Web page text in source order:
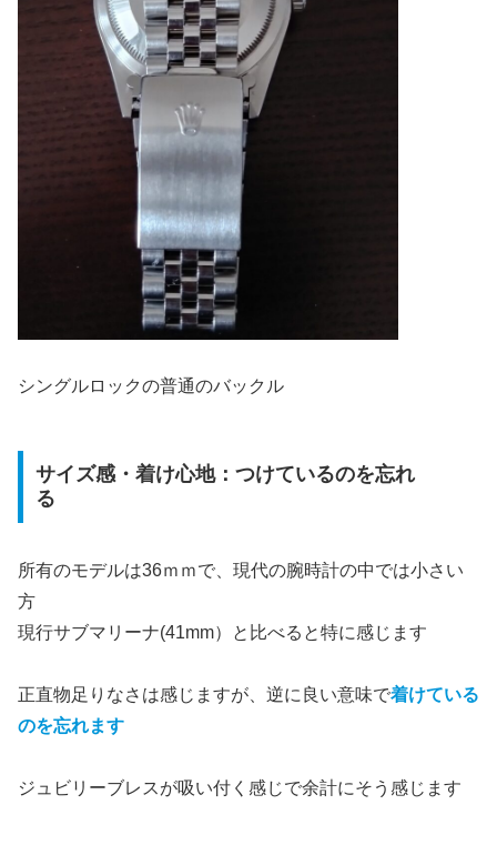
シングルロックの普通のバックル
サイズ感・着け心地：つけているのを忘れ
る
所有のモデルは36ｍｍで、現代の腕時計の中では小さい
方
現行サブマリーナ(41mm）と比べると特に感じます
正直物足りなさは感じますが、逆に良い意味で着けている
のを忘れます
ジュビリーブレスが吸い付く感じで余計にそう感じます